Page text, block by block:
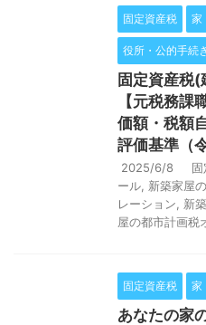
固定資産税 家
役所・公的手続
固定資産税
【元税務課
価額・税額
評価基準（
2025/6/8
ール 新築家屋
レーション
新
屋の都市計画税
固定資産税 家
あなたの家